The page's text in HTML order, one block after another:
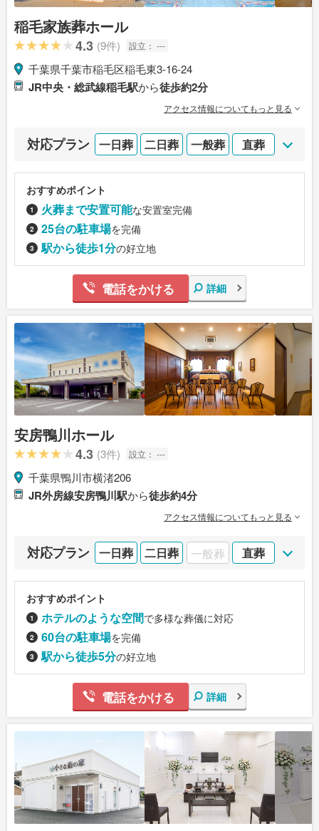
稲毛家族葬ホール
4.3 (9件) 設立： ---
千葉県千葉市稲毛区稲毛東3-16-24
JR中央・総武線稲毛駅から徒歩約2分
アクセス情報についてもっと見る
対応プラン 一日葬 二日葬 一般葬 直葬
おすすめポイント
火葬まで安置可能な安置室完備
25台の駐車場を完備
駅から徒歩1分の好立地
電話をかける 詳細
安房鴨川ホール
4.3 (3件) 設立： ---
千葉県鴨川市横渚206
JR外房線安房鴨川駅から徒歩約4分
アクセス情報についてもっと見る
対応プラン 一日葬 二日葬 一般葬 直葬
おすすめポイント
ホテルのような空間で多様な葬儀に対応
60台の駐車場を完備
駅から徒歩5分の好立地
電話をかける 詳細